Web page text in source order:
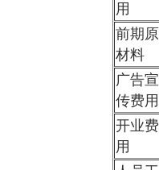
用
前期原
材料
广告宣
传费用
开业费
用